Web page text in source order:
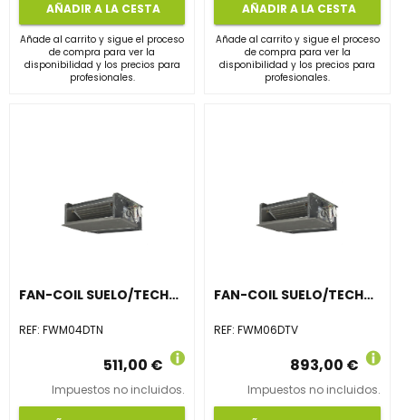
AÑADIR A LA CESTA
Añade al carrito y sigue el proceso
de compra para ver la
disponibilidad y los precios para
profesionales.
AÑADIR A LA CESTA
Añade al carrito y sigue el proceso
de compra para ver la
disponibilidad y los precios para
profesionales.
FAN-COIL SUELO/TECHO SIN ENVOLVENTE FWM04DTN
REF: FWM04DTN
511,00 €
Impuestos no incluidos.
FAN-COIL SUELO/TECHO SIN ENVOLVENTE FWM06DTV
REF:FWM06DTV
893,00 €
Impuestos no incluidos.